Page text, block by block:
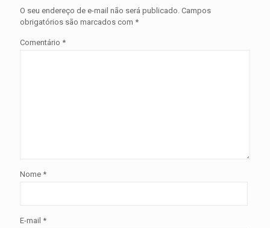
O seu endereço de e-mail não será publicado. Campos
obrigatórios são marcados com *
Comentário *
Nome *
E-mail *